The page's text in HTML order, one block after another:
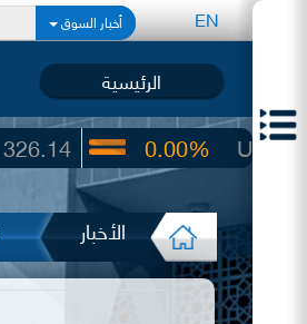
EN أخبار السوق
الرئيسية
22.65
UIC
0.00%
الأخبار